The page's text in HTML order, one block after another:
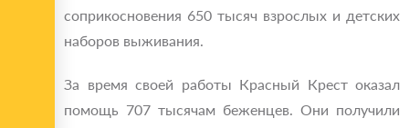
соприкосновения 650 тысяч взрослых и детских
наборов выживания.
За время своей работы Красный Крест оказал
помощь 707 тысячам беженцев. Они получили